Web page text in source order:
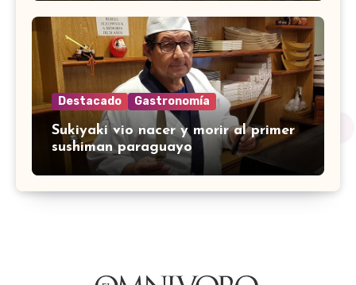
Destacado Gastronomía
Sukiyaki vio nacer y morir al primer
sushiman paraguayo